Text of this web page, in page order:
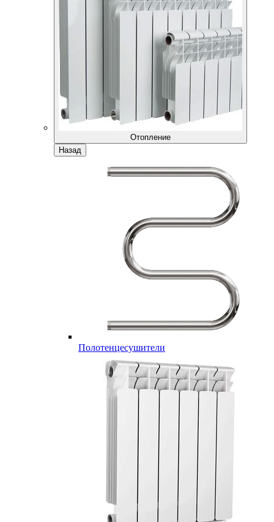
Отопление
Назад
Полотенцесушители